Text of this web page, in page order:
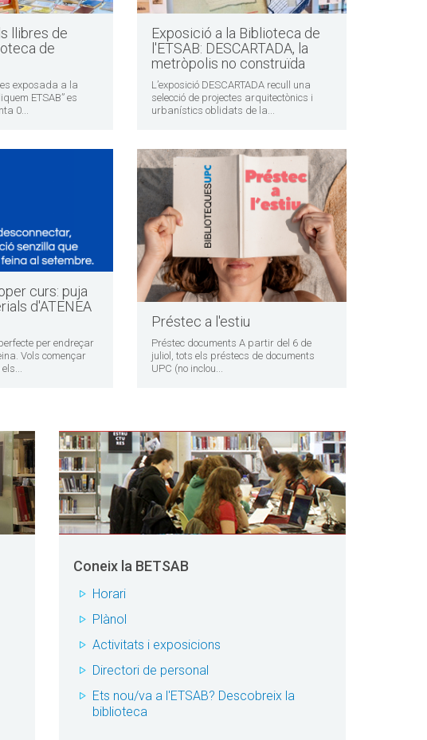
llibres de
de
exposada a la
ETSAB” es
0...
Exposició a la Biblioteca de
l'ETSAB: DESCARTADA, la
metròpolis no construïda
L’exposició DESCARTADA recull una
selecció de projectes arquitectònics i
urbanístics oblidats de la...
curs: puja
d'ATENEA
per endreçar
Vols començar
Préstec a l'estiu
Préstec documents A partir del 6 de
juliol, tots els préstecs de documents
UPC (no inclou...
Coneix la BETSAB
Horari
Plànol
Activitats i exposicions
Directori de personal
Ets nou/va a l'ETSAB? Descobreix la
biblioteca